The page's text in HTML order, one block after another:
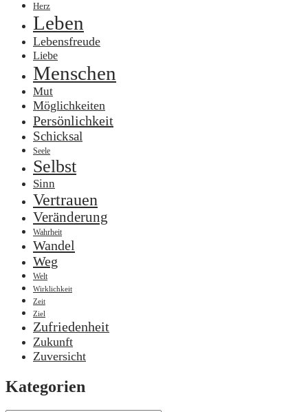
Herz
Leben
Lebensfreude
Liebe
Menschen
Mut
Möglichkeiten
Persönlichkeit
Schicksal
Seele
Selbst
Sinn
Vertrauen
Veränderung
Wahrheit
Wandel
Weg
Welt
Wirklichkeit
Zeit
Ziel
Zufriedenheit
Zukunft
Zuversicht
Kategorien